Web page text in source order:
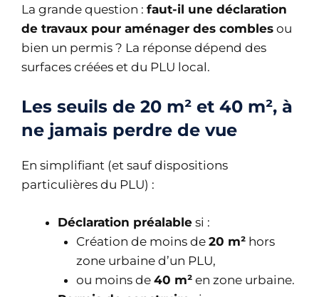
La grande question : faut-il une déclaration
de travaux pour aménager des combles ou
bien un permis ? La réponse dépend des
surfaces créées et du PLU local.
Les seuils de 20 m² et 40 m², à
ne jamais perdre de vue
En simplifiant (et sauf dispositions
particulières du PLU) :
Déclaration préalable si :
Création de moins de 20 m²hors
zone urbaine d’un PLU,
ou moins de 40 m²en zone urbaine.